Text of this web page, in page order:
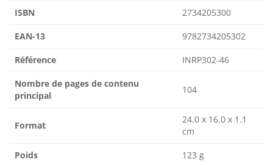
ISBN 2734205300
EAN-13 9782734205302
Référence INRP302-46
Nombre de pages de contenu
principal
104
Format
24.0 x 16.0 x 1.1
cm
Poids 123 g